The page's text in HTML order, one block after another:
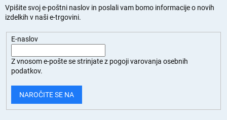
Vpišite svoj e-poštni naslov in poslali vam bomo informacije o novih
izdelkih v naši e-trgovini.
E-naslov
Z vnosom e-pošte se strinjate z pogoji varovanja osebnih
podatkov.
NAROČITE SE NA